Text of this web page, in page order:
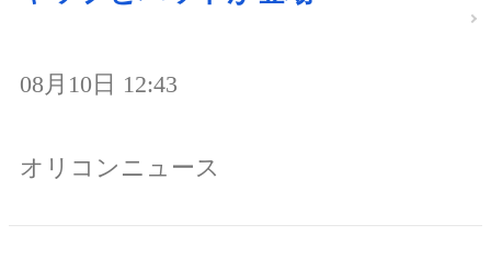
08月10日 12:43
オリコンニュース